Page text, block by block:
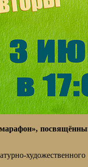
марафон»,